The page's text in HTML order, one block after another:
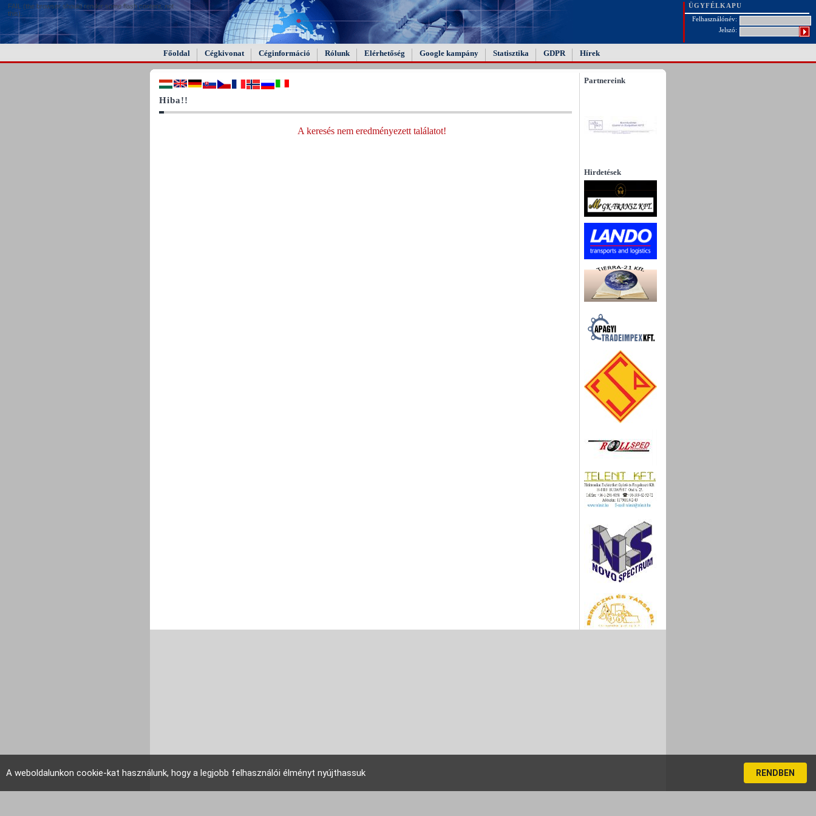
FAIL (the browser should render some flash content, not
this).
ÜGYFÉLKAPU
Felhasználónév:
Jelszó:
Főoldal Cégkivonat Céginformáció Rólunk Elérhetőség Google kampány Statisztika GDPR Hírek
Hiba!!
A keresés nem eredményezett találatot!
Partnereink
Hirdetések
A weboldalunkon cookie-kat használunk, hogy a legjobb felhasználói élményt nyújthassuk RENDBEN